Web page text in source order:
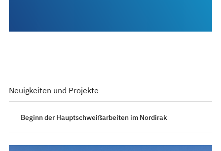
Neuigkeiten und Projekte
Beginn der Hauptschweißarbeiten im Nordirak